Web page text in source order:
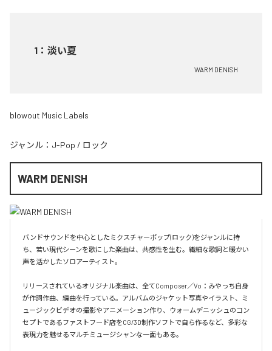
1 ： 淡い夏
WARM DENISH
blowout Music Labels
ジャンル： J-Pop / ロック
WARM DENISH
バンドサウンドを中心としたミクスチャーポップ(ロック)をジャンルに持
ち、若い現代シーンを歌にした楽曲は、共感性を生む。繊細な歌詞と暖かい
声を活かしたソロアーティスト。
リリースされているオリジナル楽曲は、全てComposer／Vo：みやっち自身
が作詞作曲、編曲を行っている。アルバムのジャケット写真やイラスト、ミ
ュージックビデオの撮影やアニメーション作り、ウォームデニッシュのコン
セプトであるファストフード店をCG/3D制作ソフトで自ら作るなど、多彩な
表現力を魅せるマルチミュージシャンな一面もある。